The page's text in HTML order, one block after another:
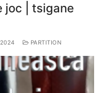
joc | tsigane
PARTITION